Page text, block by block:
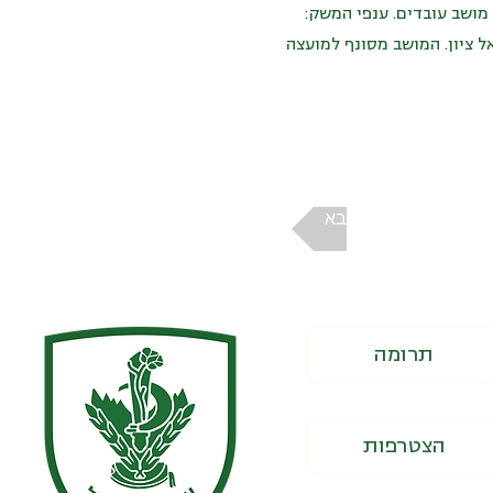
עובדים. ענפי המשק:
ציון. המושב מסונף למועצה
הבא
תרומה
הצטרפות